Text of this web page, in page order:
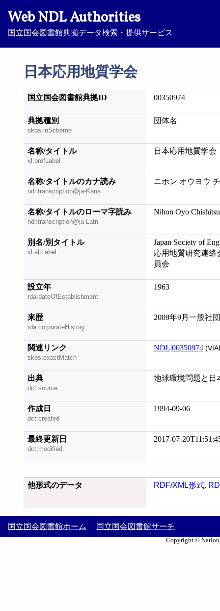
Web NDL Authorities
国立国会図書館典拠データ検索・提供サービス
日本応用地質学会
国立国会図書館典拠ID 00350974
典拠種別
skos:inScheme
団体名
名称/タイトル
xl:prefLabel
日本応用地質学会
名称/タイトルのカナ読み
ndl:transcription@ja-Kana
ニホン オウヨウ
名称/タイトルのローマ字読み
ndl:transcription@ja-Latn
Nihon Oyo
別名/別タイトル
xl:altLabel
Japan Society of
応用地質研究連絡
員会
設立年
rda:dateOfEstablishment
1963
来歴
rda:corporateHistory
2009年9月一般社
関連リンク
skos:exactMatch
NDL|00350974
出典
dct:source
地球環境問題と日
作成日
dct:created
1994-09-06
最終更新日
dct:modified
2017-07-
他形式のデータ RDF/XML形式,
国立国会図書館ホーム 国立国会図書館サーチ
Copyright ©